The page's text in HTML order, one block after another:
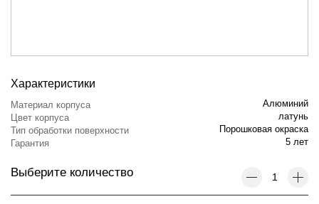
Характеристики
Материал корпуса
Алюминий
Цвет корпуса
латунь
Тип обработки поверхности
Порошковая окраска
Гарантия
5 лет
Выберите количество